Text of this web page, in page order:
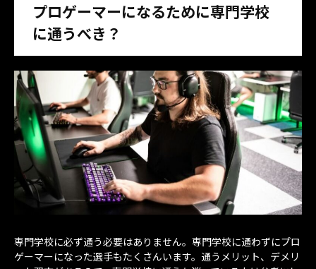
プロゲーマーになるために専門学校
に通うべき？
専門学校に必ず通う必要はありません。専門学校に通わずにプロ
ゲーマーになった選手もたくさんいます。通うメリット、デメリ